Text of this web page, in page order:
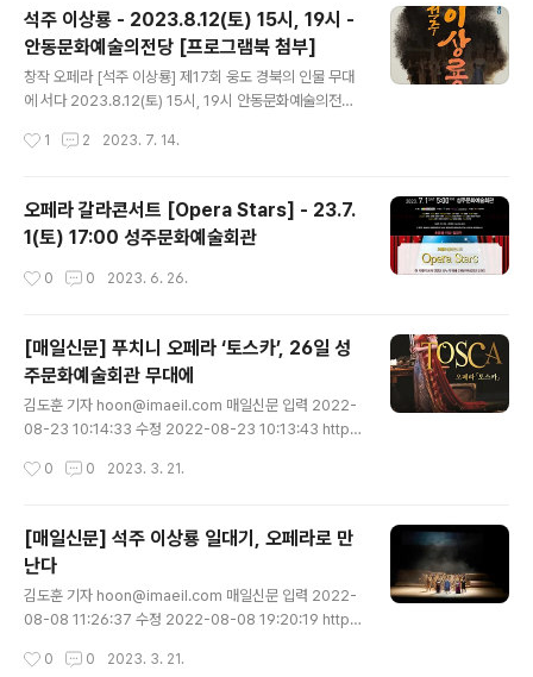
배우 이정민 전석형 아역 황유설
석주 이상룡 - 2023.8.12(토) 15시, 19시 -
안동문화예술의전당 [프로그램북 첨부]
창작 오페라 [석주 이상룡] 제17회 웅도 경북의 인물 무대
에 서다 2023.8.12(토) 15시, 19시 안동문화예술의전당
1 2 2023. 7. 14.
오페라 갈라콘서트 [Opera Stars] - 23.7.
1(토) 17:00 성주문화예술회관
0 0 2023. 6. 26.
[매일신문] 푸치니 오페라 ‘토스카’, 26일 성
주문화예술회관 무대에
김도훈 기자 hoon@imaeil.com 매일신문 입력 2022-
08-23 10:14:33 수정 2022-08-23 10:13:43 http
2539975 푸치니 오페라 ‘토스카’, 26일 성주문화예술회
얄오페라단... news.imaeil.com 로얄오페라단의 오페라
'토스카' 공연 포스터, 로얄오페라단 제공 푸치니의 오페라
'토스카'가 26일 오후 7시 30분 경북 성주문화예술회관
대공연장 무대에 오른다. 이 극장 상주단체인 로얄오페라
단(단장 황해숙)이 제작해 선보이는 작품이다. '토스카'는 1
치니의 3대 걸작으..
0 0 2023. 3. 21.
[매일신문] 석주 이상룡 일대기, 오페라로 만
난다
김도훈 기자 hoon@imaeil.com 매일신문 입력 2022-
08-08 11:26:37 수정 2022-08-08 19:20:19 http
3443109 석주 이상룡 일대기, 오페라로 만난다 창작오페
0 0 2023. 3. 21.